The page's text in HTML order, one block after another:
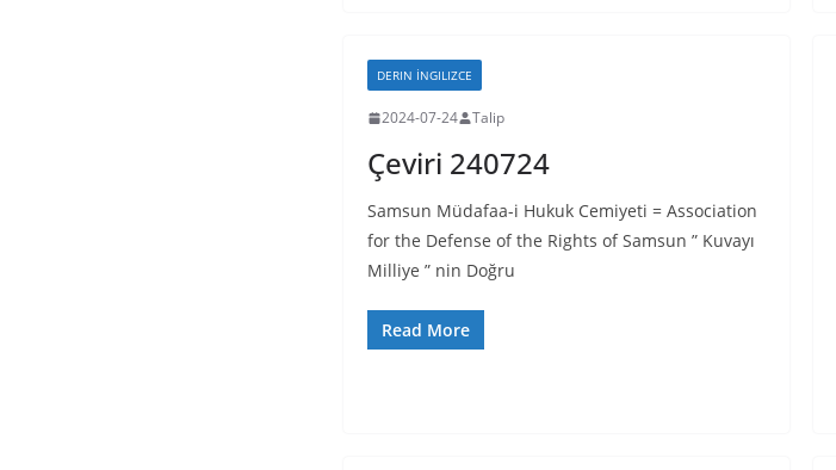
DERIN İNGILIZCE
2024-07-24 Talip
Çeviri 240724
Samsun Müdafaa-i Hukuk Cemiyeti = Association
for the Defense of the Rights of Samsun ” Kuvayı
Milliye ” nin Doğru
Read More